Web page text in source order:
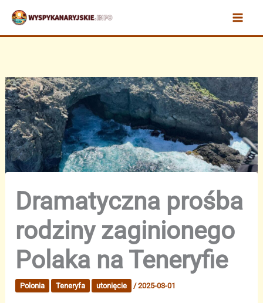
Przejdź
treści
Dramatyczna prośba
rodziny zaginionego
Polaka na Teneryfie
Polonia Teneryfa utonięcie /2025-03-01